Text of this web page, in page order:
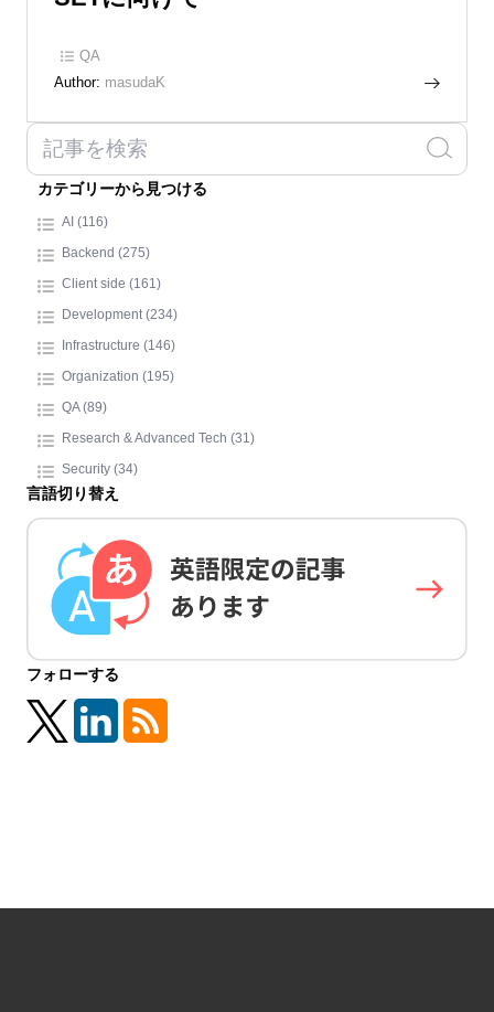
QA
Author: masudaK
カテゴリーから見つける
AI (116)
Backend (275)
Client side (161)
Development (234)
Infrastructure (146)
Organization (195)
QA (89)
Research & Advanced Tech (31)
Security (34)
言語切り替え
フォローする